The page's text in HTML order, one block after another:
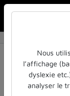
Résultats
Filtres actifs
Français
Nous
l’affichage
dyslexie
analyser le